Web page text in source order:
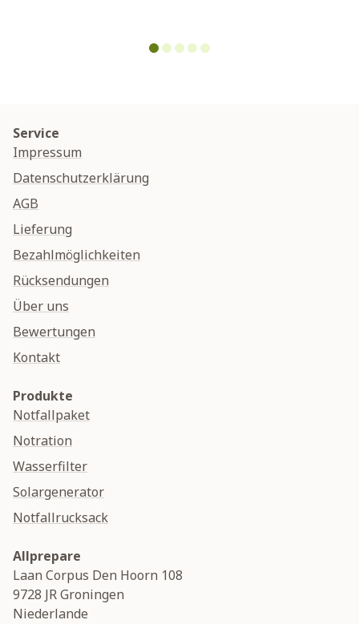
Service
Impressum
Datenschutzerklärung
AGB
Lieferung
Bezahlmöglichkeiten
Rücksendungen
Über uns
Bewertungen
Kontakt
Produkte
Notfallpaket
Notration
Wasserfilter
Solargenerator
Notfallrucksack
Allprepare
Laan Corpus Den Hoorn 108
9728 JRGroningen
Niederlande